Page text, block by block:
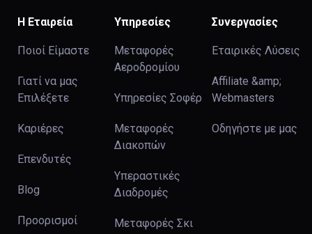
Η Εταιρεία
Ποιοί Είμαστε
Γιατί να μας
Επιλέξετε
Καριέρες
Επενδυτές
Blog
Προορισμοί
Υπηρεσίες
Μεταφορές
Αεροδρομίου
Υπηρεσίες Σοφέρ
Μεταφορές
Διακοπών
Υπεραστικές
Διαδρομές
Μεταφορές Σκι
Συνεργασίες
Εταιρικές Λύσεις
Affiliate &amp;
Webmasters
Οδηγήστε με μας